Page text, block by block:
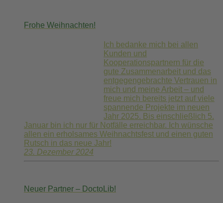
Frohe Weihnachten!
Ich bedanke mich bei allen
Kunden und
Kooperationspartnern für die
gute Zusammenarbeit und das
entgegengebrachte Vertrauen in
mich und meine Arbeit – und
freue mich bereits jetzt auf viele
spannende Projekte im neuen
Jahr 2025. Bis einschließlich 5.
Januar bin ich nur für Notfälle erreichbar. Ich wünsche
allen ein erholsames Weihnachtsfest und einen guten
Rutsch in das neue Jahr!
23. Dezember 2024
Neuer Partner – DoctoLib!